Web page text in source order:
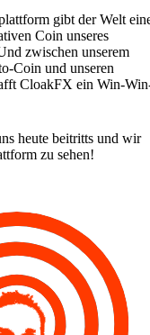
gibt der Welt
Coin unseres
zwischen unserem
Coin und unseren
CloakFX ein Win-
heute beitritts und wir
zu sehen!